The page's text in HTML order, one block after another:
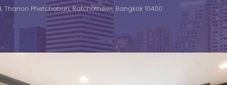
Phetchaburi, Ratchathewi, Bangkok 10400